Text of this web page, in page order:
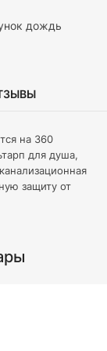
дождь
на 360
для душа,
защиту от